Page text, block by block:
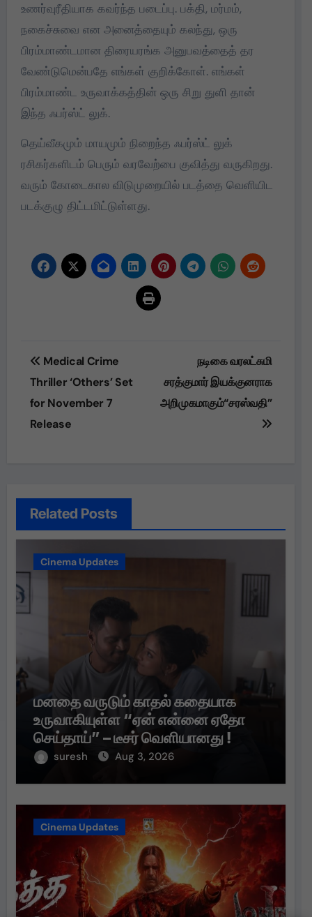
உணர்வுரீதியாக கவர்ந்த படைப்பு. பக்தி, மர்மம்,
நகைச்சுவை என அனைத்தையும் கலந்து, ஒரு
பிரம்மாண்டமான திரையரங்க அனுபவத்தைத் தர
வேண்டுமென்பதே எங்கள் குறிக்கோள். எங்கள்
பிரம்மாண்ட உருவாக்கத்தின் ஒரு சிறு துளி தான்
இந்த ஃபர்ஸ்ட் லுக்.
தெய்வீகமும் மாயமும் நிறைந்த ஃபர்ஸ்ட் லுக்
ரசிகர்களிடம் பெரும் வரவேற்பை குவித்து வருகிறது.
வரும் கோடைகால விடுமுறையில் படத்தை வெளியிட
படக்குழு திட்டமிட்டுள்ளது.
Post
navigation
Medical Crime
Thriller ‘Others’ Set
for November 7
Release
நடிகை வரலட்சுமி
சரத்குமார் இயக்குனராக
அறிமுகமாகும்“சரஸ்வதி”
Related Posts
Cinema Updates
மனதை வருடும் காதல் கதையாக
உருவாகியுள்ள “ஏன் என்னை ஏதோ
செய்தாய்” – டீசர் வெளியானது !
suresh Aug 3, 2026
Cinema Updates